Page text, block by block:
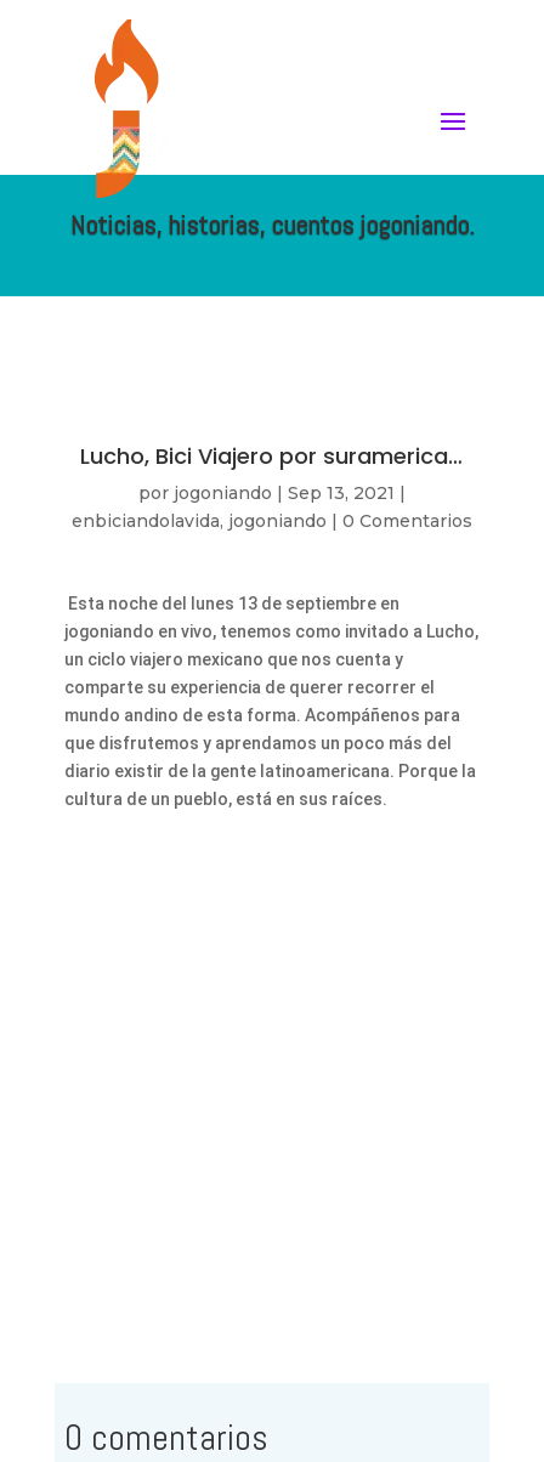
Noticias, historias, cuentos jogoniando.
Lucho, Bici Viajero por suramerica…
por jogoniando | Sep 13, 2021 |
enbiciandolavida, jogoniando | 0 Comentarios
Esta noche del lunes 13 de septiembre en
jogoniando en vivo, tenemos como invitado a Lucho,
un ciclo viajero mexicano que nos cuenta y
comparte su experiencia de querer recorrer el
mundo andino de esta forma. Acompáñenos para
que disfrutemos y aprendamos un poco más del
diario existir de la gente latinoamericana. Porque la
cultura de un pueblo, está en sus raíces.
0 comentarios